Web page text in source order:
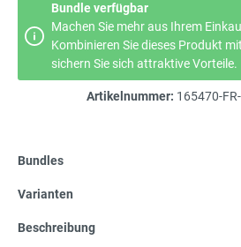
Bundle verfügbar
Machen Sie mehr aus Ihrem
Kombinieren Sie dieses Produkt
sichern Sie sich attraktive Vorteile.
Artikelnummer: 165470-
Bundles
Varianten
Beschreibung